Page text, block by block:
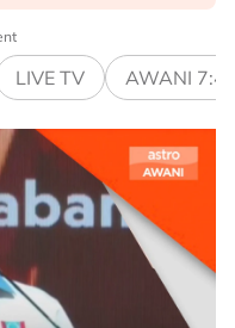
LIVE TV AWANI